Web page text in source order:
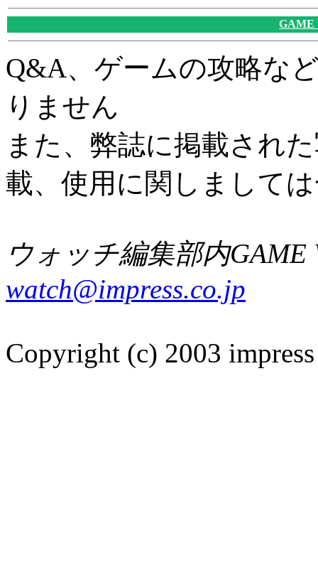
GAME
Q&A、ゲームの攻略な
りません
また、弊誌に掲載され
載、使用に関しまして
ウォッチ編集部内GAME
watch@impress.co.jp
Copyright (c) 2003